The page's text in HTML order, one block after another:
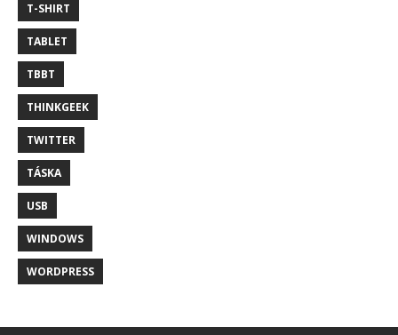
T-SHIRT
TABLET
TBBT
THINKGEEK
TWITTER
TÁSKA
USB
WINDOWS
WORDPRESS